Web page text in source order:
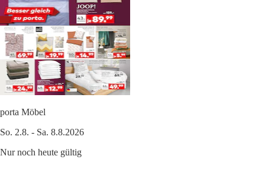
porta Möbel
So. 2.8. - Sa. 8.8.2026
Nur noch heute gültig